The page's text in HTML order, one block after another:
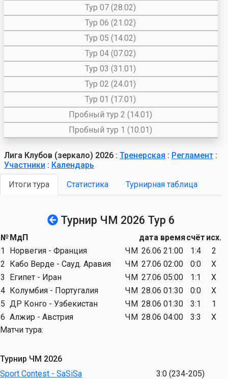
Тур 07 (28.02)
Тур 06 (21.02)
Тур 05 (14.02)
Тур 04 (07.02)
Тур 03 (31.01)
Тур 02 (24.01)
Тур 01 (17.01)
Пробный тур 2 (14.01)
Пробный тур 1 (10.01)
Лига Клубов (зеркало) 2026 : Тренерская : Регламент :
Участники : Календарь
Итоги тура
Статистика Турнирная таблица
Турнир ЧМ 2026 Тур 6
№МдП дата времясчёт исх.
1
Норвегия - Франция ЧМ 26.06 21:00 1:4
2
2 Кабо Верде - Сауд. Аравия ЧМ 27.06 02:00 0:0
X
3
Египет - Иран ЧМ 27.06 05:00 1:1
X
4 Колумбия - Португалия ЧМ 28.06 01:30 0:0
X
5 ДР Конго - Узбекистан ЧМ 28.06 01:30 3:1
1
6 Алжир - Австрия ЧМ 28.06 04:00 3:3
X
Матчи тура:
Турнир ЧМ 2026
Sport Contest - SaSiSa
3:0 (234-205)